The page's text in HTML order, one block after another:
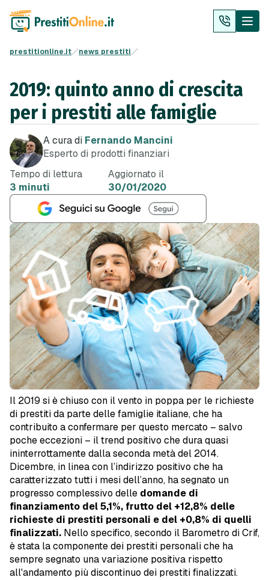
prestitionline.it news prestiti
2019: quinto anno di crescita
per i prestiti alle famiglie
A cura di Fernando Mancini
Esperto di prodotti finanziari
Tempo di lettura
3 minuti
Aggiornato il
30/01/2020
Il 2019 si è chiuso con il vento in poppa per le richieste
di prestiti da parte delle famiglie italiane, che ha
contribuito a confermare per questo mercato – salvo
poche eccezioni – il trend positivo che dura quasi
ininterrottamente dalla seconda metà del 2014.
Dicembre, in linea con l’indirizzo positivo che ha
caratterizzato tutti i mesi dell’anno, ha segnato un
progresso complessivo delle domande di
finanziamento del 5,1%, frutto del +12,8% delle
richieste di prestiti personali e del +0,8% di quelli
finalizzati. Nello specifico, secondo il Barometro di Crif,
è stata la componente dei prestiti personali che ha
sempre segnato una variazione positiva rispetto
all'andamento più discontinuo dei prestiti finalizzati.